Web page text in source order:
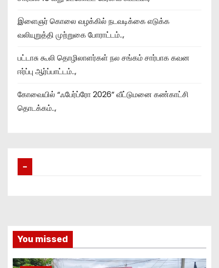
இளைஞர் கொலை வழக்கில் நடவடிக்கை எடுக்க
வலியுறுத்தி முற்றுகை போராட்டம்..,
பட்டாசு கூலி தொழிலாளர்கள் நல சங்கம் சார்பாக கவன
ஈர்ப்பு ஆர்ப்பாட்டம்..,
கோவையில் “ஃபேர்ப்ரோ 2026” வீட்டுமனை கண்காட்சி
தொடக்கம்..,
–
You missed